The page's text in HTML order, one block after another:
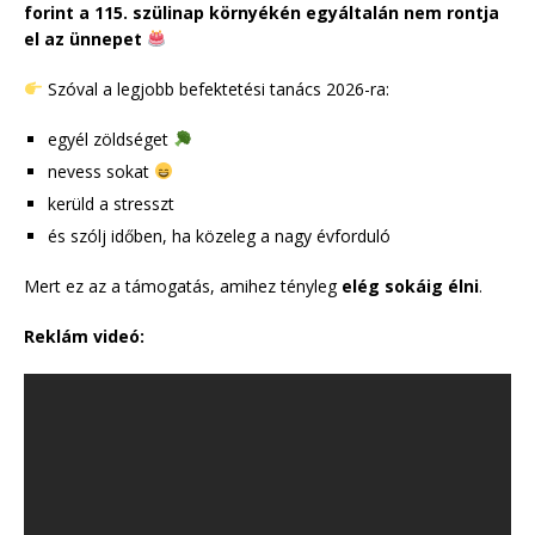
forint a 115. szülinap környékén egyáltalán nem rontja
el az ünnepet
Szóval a legjobb befektetési tanács 2026-ra:
egyél zöldséget
nevess sokat
kerüld a stresszt
és szólj időben, ha közeleg a nagy évforduló
Mert ez az a támogatás, amihez tényleg elég sokáig élni.
Reklám videó: